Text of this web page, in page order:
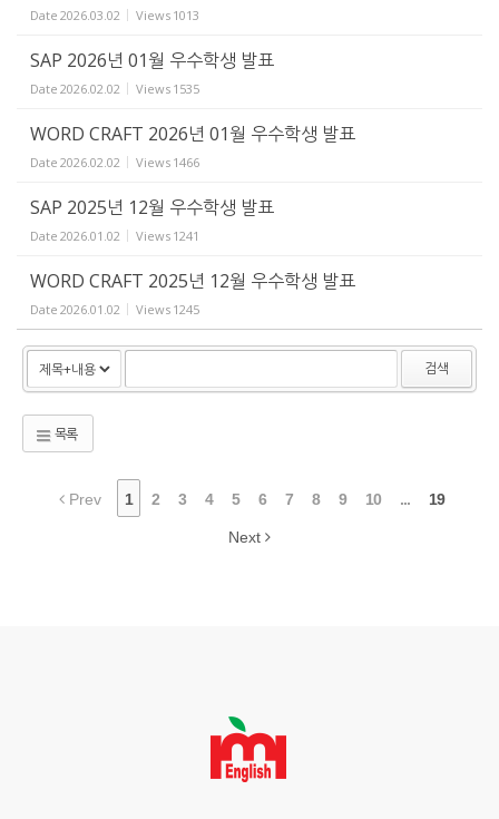
Date 2026.03.02 Views 1013
SAP 2026년 01월 우수학생 발표
Date 2026.02.02 Views 1535
WORD CRAFT 2026년 01월 우수학생 발표
Date 2026.02.02 Views 1466
SAP 2025년 12월 우수학생 발표
Date 2026.01.02 Views 1241
WORD CRAFT 2025년 12월 우수학생 발표
Date 2026.01.02 Views 1245
검색
목록
Prev 1 2 3 4 5 6 7 8 9 10 ... 19
Next